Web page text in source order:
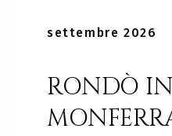
settembre 2026
RONDÒ IN